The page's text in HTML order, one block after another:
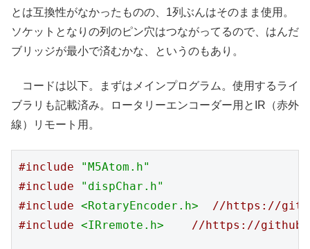
とは互換性がなかったものの、1列ぶんはそのまま使用。
ソケットとなりの列のピン穴はつながってるので、はんだ
ブリッジが最小で済むかな、というのもあり。
コードは以下。まずはメインプログラム。使用するライ
ブラリも記載済み。ロータリーエンコーダー用とIR（赤外
線）リモート用。
#include
"M5Atom.h"
#include
"dispChar.h"
#include <RotaryEncoder.h>
//https://
#include <IRremote.h> //https://